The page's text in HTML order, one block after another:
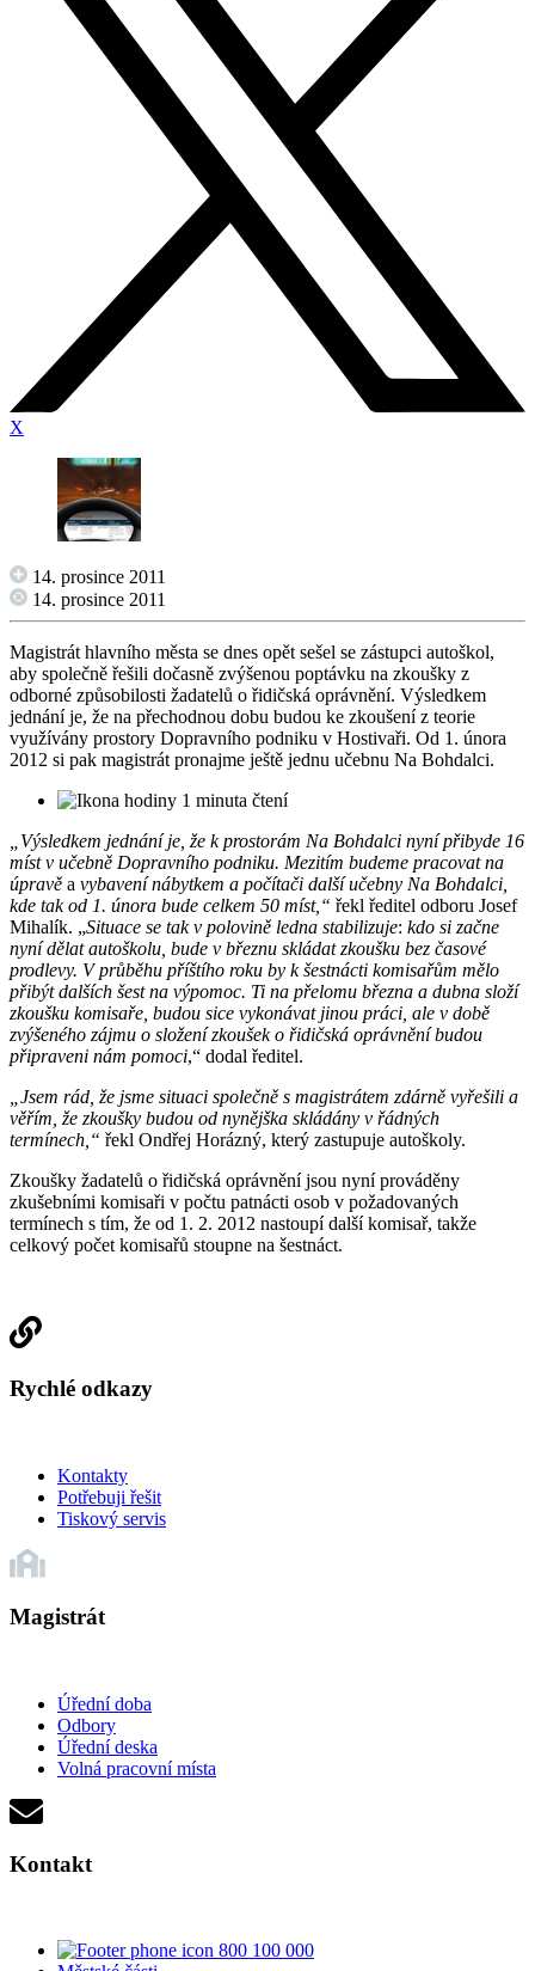
X
14. prosince 2011
14. prosince 2011
Magistrát hlavního města se dnes opět sešel se zástupci autoškol,
aby společně řešili dočasně zvýšenou poptávku na zkoušky z
odborné způsobilosti žadatelů o řidičská oprávnění. Výsledkem
jednání je, že na přechodnou dobu budou ke zkoušení z teorie
využívány prostory Dopravního podniku v Hostivaři. Od 1. února
2012 si pak magistrát pronajme ještě jednu učebnu Na Bohdalci.
1 minuta čtení
„Výsledkem jednání je, že k prostorám Na Bohdalci nyní přibyde 16
míst v učebně Dopravního podniku. Mezitím budeme pracovat na
úpravě a vybavení nábytkem a počítači další učebny Na Bohdalci,
kde tak od 1. února bude celkem 50 míst,“ řekl ředitel odboru Josef
Mihalík. „Situace se tak v polovině ledna stabilizuje: kdo si začne
nyní dělat autoškolu, bude v březnu skládat zkoušku bez časové
prodlevy. V průběhu příštího roku by k šestnácti komisařům mělo
přibýt dalších šest na výpomoc. Ti na přelomu března a dubna složí
zkoušku komisaře, budou sice vykonávat jinou práci, ale v době
zvýšeného zájmu o složení zkoušek o řidičská oprávnění budou
připraveni nám pomoci,“ dodal ředitel.
„Jsem rád, že jsme situaci společně s magistrátem zdárně vyřešili a
věřím, že zkoušky budou od nynějška skládány v řádných
termínech,“ řekl Ondřej Horázný, který zastupuje autoškoly.
Zkoušky žadatelů o řidičská oprávnění jsou nyní prováděny
zkušebními komisaři v počtu patnácti osob v požadovaných
termínech s tím, že od 1. 2. 2012 nastoupí další komisař, takže
celkový počet komisařů stoupne na šestnáct.
Rychlé odkazy
Kontakty
Potřebuji řešit
Tiskový servis
Magistrát
Úřední doba
Odbory
Úřední deska
Volná pracovní místa
Kontakt
800 100 000